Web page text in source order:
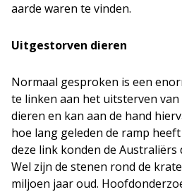
aarde waren te vinden.
Uitgestorven dieren
Normaal gesproken is een
te linken aan het uitsterven
dieren en kan aan de hand
hoe lang geleden de ramp
deze link konden de Australiërs
Wel zijn de stenen rond de
miljoen jaar oud.